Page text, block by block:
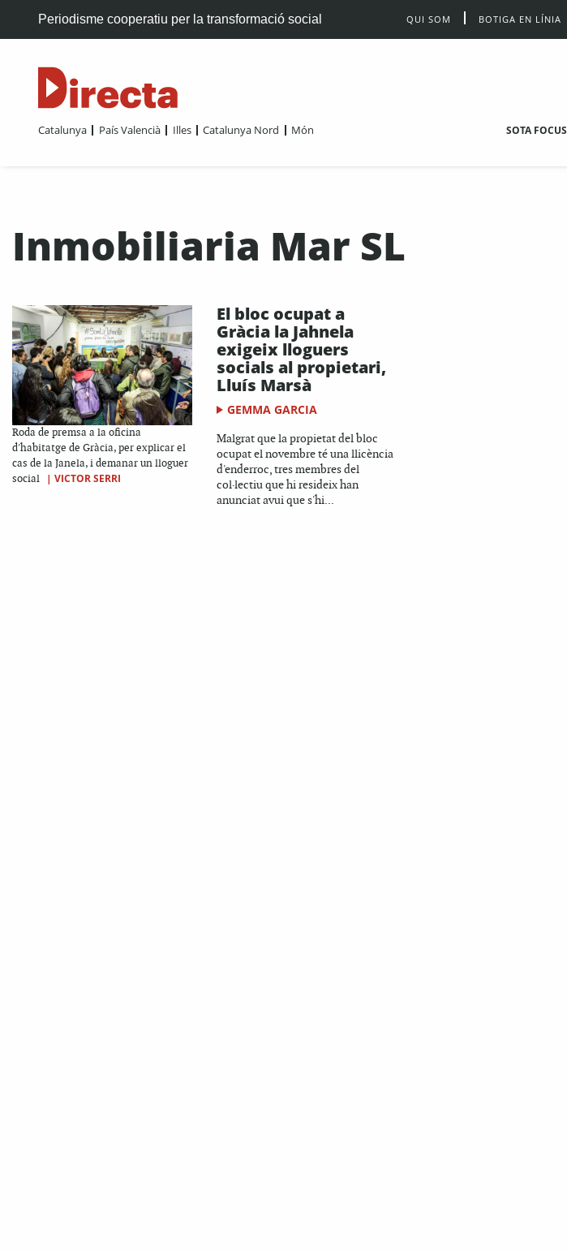
Periodisme cooperatiu per la transformació social QUI SOM BOTIGA EN LÍNIA
Catalunya País Valencià Illes Catalunya Nord Món SOTA FOCUS
Inmobiliaria Mar SL
Roda de premsa a la oficina
d'habitatge de Gràcia, per explicar el
cas de la Janela, i demanar un lloguer
social
| VICTOR SERRI
El bloc ocupat a
Gràcia la Jahnela
exigeix lloguers
socials al propietari,
Lluís Marsà
GEMMA GARCIA
Malgrat que la propietat del bloc
ocupat el novembre té una llicència
d'enderroc, tres membres del
col·lectiu que hi resideix han
anunciat avui que s'hi...